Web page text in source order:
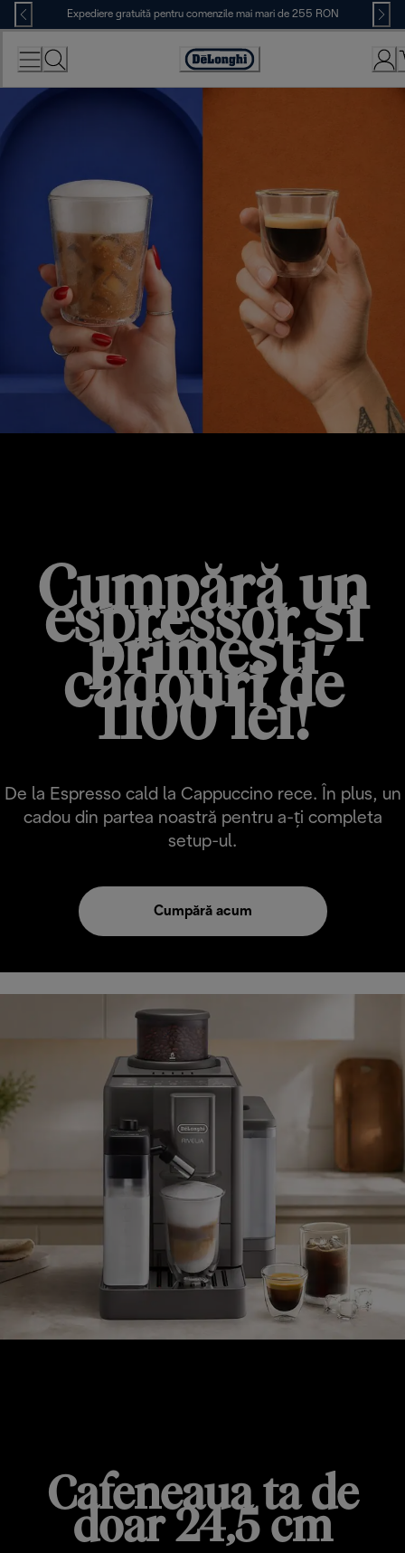
Skip
to
Content
Expediere gratuită pentru comenzile mai mari de 255 RON
Accessibility
Statement
Cumpără un
espressor și
primești
cadouri de
1100 lei!
De la Espresso cald la Cappuccino rece. În plus, un
cadou din partea noastră pentru a-ți completa
setup-ul.
Cumpără acum
Cafeneaua ta de
doar 24,5 cm